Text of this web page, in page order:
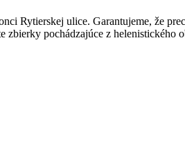
Rytierskej ulice. Garantujeme, že
pochádzajúce z helenistického